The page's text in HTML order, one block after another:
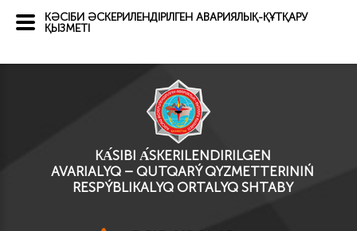
KА́SІBI А́SKERILENDIRILGEN
AVARIALYQ – QUTQARÝ QYZMETTERINIŃ
RESPÝBLIKALYQ ORTALYQ SHTABY
КӘСІБИ ӘСКЕРИЛЕНДІРІЛГЕН АВАРИЯЛЫҚ-ҚҰТҚАРУ
ҚЫЗМЕТІ